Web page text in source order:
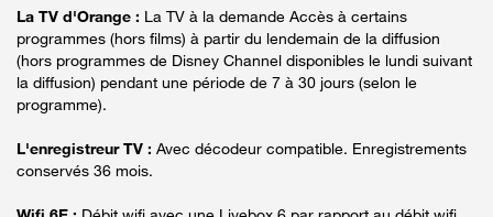
La TV d'Orange : La TV à la demande Accès à certains
programmes (hors films) à partir du lendemain de la diffusion
(hors programmes de Disney Channel disponibles le lundi suivant
la diffusion) pendant une période de 7 à 30 jours (selon le
programme).
L'enregistreur TV : Avec décodeur compatible. Enregistrements
conservés 36 mois.